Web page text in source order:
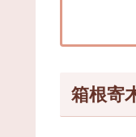
箱根寄